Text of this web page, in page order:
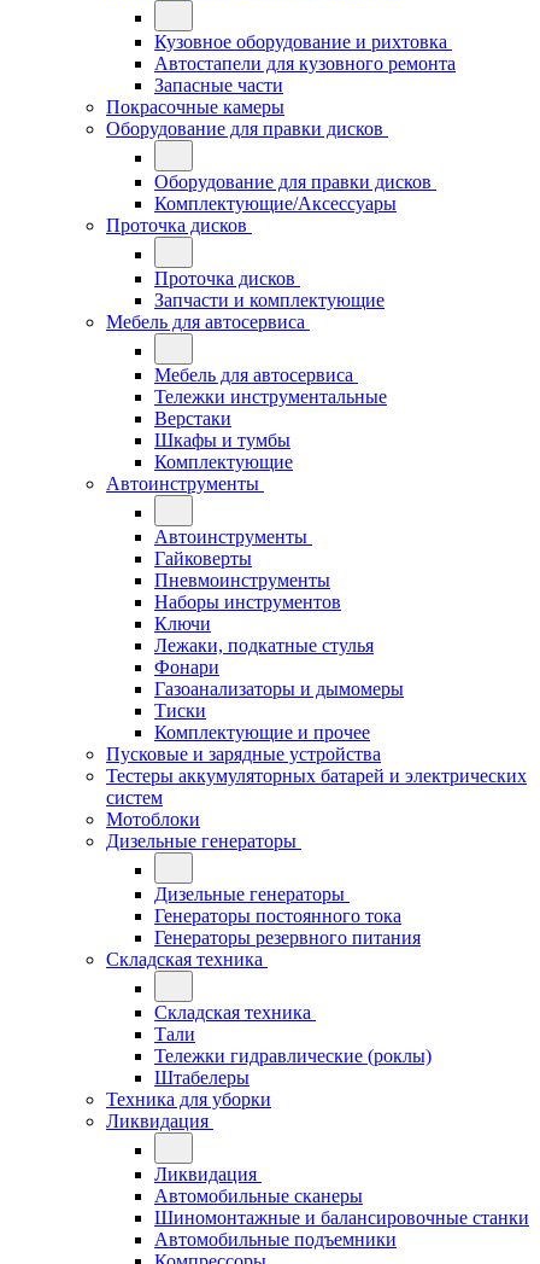
Кузовное оборудование и рихтовка
Автостапели для кузовного ремонта
Запасные части
Покрасочные камеры
Оборудование для правки дисков
Оборудование для правки дисков
Комплектующие/Аксессуары
Проточка дисков
Проточка дисков
Запчасти и комплектующие
Мебель для автосервиса
Мебель для автосервиса
Тележки инструментальные
Верстаки
Шкафы и тумбы
Комплектующие
Автоинструменты
Автоинструменты
Гайковерты
Пневмоинструменты
Наборы инструментов
Ключи
Лежаки, подкатные стулья
Фонари
Газоанализаторы и дымомеры
Тиски
Комплектующие и прочее
Пусковые и зарядные устройства
Тестеры аккумуляторных батарей и электрических
систем
Мотоблоки
Дизельные генераторы
Дизельные генераторы
Генераторы постоянного тока
Генераторы резервного питания
Складская техника
Складская техника
Тали
Тележки гидравлические (роклы)
Штабелеры
Техника для уборки
Ликвидация
Ликвидация
Автомобильные сканеры
Шиномонтажные и балансировочные станки
Автомобильные подъемники